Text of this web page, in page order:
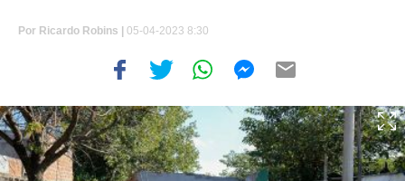
Por Ricardo Robins 05-04-2023 8:30